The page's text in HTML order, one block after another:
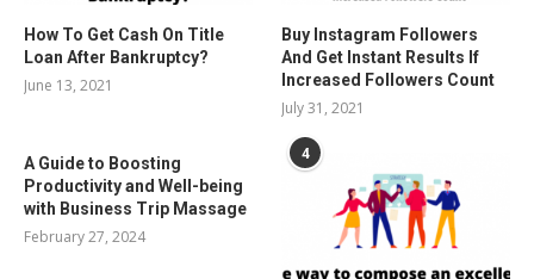
How To Get Cash On Title
Loan After Bankruptcy?
June 13, 2021
Buy Instagram Followers
And Get Instant Results If
Increased Followers Count
July 31, 2021
A Guide to Boosting
Productivity and Well-being
with Business Trip Massage
February 27, 2024
4